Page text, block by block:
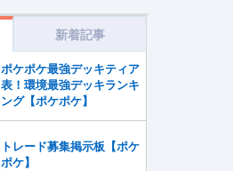
新着記事
ポケポケ最強デッキティア
表！環境最強デッキランキ
ング【ポケポケ】
トレード募集掲示板【ポケ
ポケ】